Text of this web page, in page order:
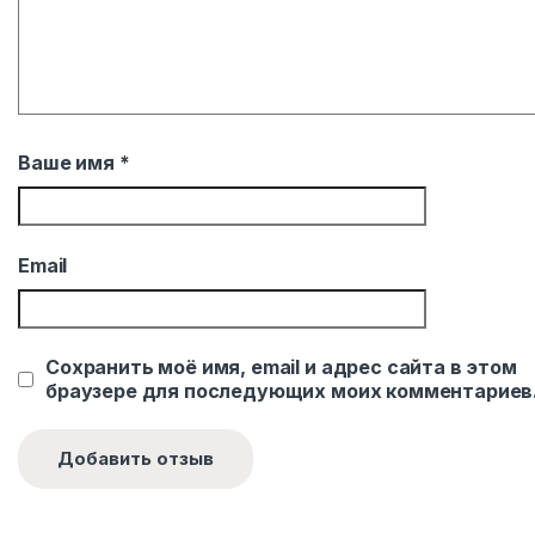
Ваше имя *
Email
Сохранить моё имя, email и адрес сайта в этом
браузере для последующих моих